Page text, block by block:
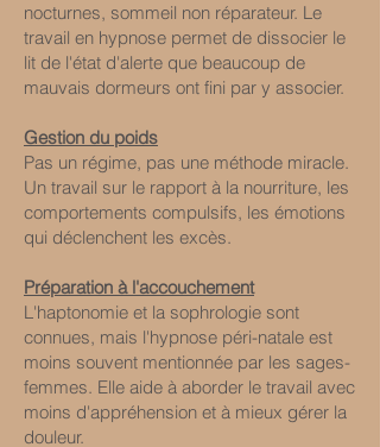
nocturnes, sommeil non réparateur. Le
travail en hypnose permet de dissocier le
lit de l'état d'alerte que beaucoup de
mauvais dormeurs ont fini par y associer.
Gestion du poids
Pas un régime, pas une méthode miracle.
Un travail sur le rapport à la nourriture, les
comportements compulsifs, les émotions
qui déclenchent les excès.
Préparation à l'accouchement
L'haptonomie et la sophrologie sont
connues, mais l'hypnose péri-natale est
moins souvent mentionnée par les sages-
femmes. Elle aide à aborder le travail avec
moins d'appréhension et à mieux gérer la
douleur.